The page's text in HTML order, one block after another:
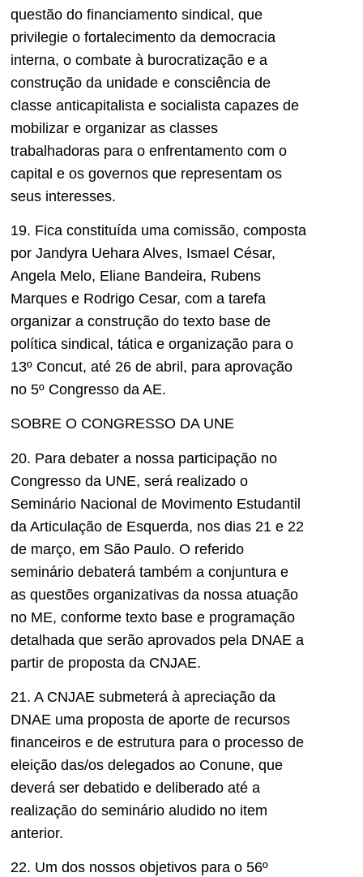
questão do financiamento sindical, que
privilegie o fortalecimento da democracia
interna, o combate à burocratização e a
construção da unidade e consciência de
classe anticapitalista e socialista capazes de
mobilizar e organizar as classes
trabalhadoras para o enfrentamento com o
capital e os governos que representam os
seus interesses.
19. Fica constituída uma comissão, composta
por Jandyra Uehara Alves, Ismael César,
Angela Melo, Eliane Bandeira, Rubens
Marques e Rodrigo Cesar, com a tarefa
organizar a construção do texto base de
política sindical, tática e organização para o
13º Concut, até 26 de abril, para aprovação
no 5º Congresso da AE.
SOBRE O CONGRESSO DA UNE
20. Para debater a nossa participação no
Congresso da UNE, será realizado o
Seminário Nacional de Movimento Estudantil
da Articulação de Esquerda, nos dias 21 e 22
de março, em São Paulo. O referido
seminário debaterá também a conjuntura e
as questões organizativas da nossa atuação
no ME, conforme texto base e programação
detalhada que serão aprovados pela DNAE a
partir de proposta da CNJAE.
21. A CNJAE submeterá à apreciação da
DNAE uma proposta de aporte de recursos
financeiros e de estrutura para o processo de
eleição das/os delegados ao Conune, que
deverá ser debatido e deliberado até a
realização do seminário aludido no item
anterior.
22. Um dos nossos objetivos para o 56º